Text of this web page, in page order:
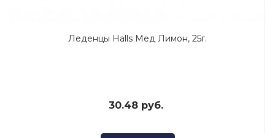
Леденцы Halls Мед Лимон, 25г.
30.48 руб.